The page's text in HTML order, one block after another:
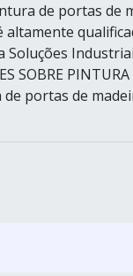
de portas de
Soluções
SOBRE PINTURA
portas de